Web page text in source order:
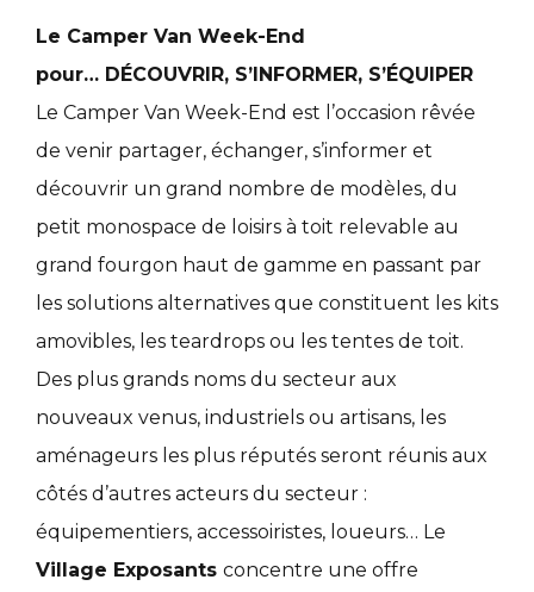
Le Camper Van Week-End
pour… DÉCOUVRIR, S’INFORMER, S’ÉQUIPER
Le Camper Van Week-End est l’occasion rêvée
de venir partager, échanger, s’informer et
découvrir un grand nombre de modèles, du
petit monospace de loisirs à toit relevable au
grand fourgon haut de gamme en passant par
les solutions alternatives que constituent les kits
amovibles, les teardrops ou les tentes de toit.
Des plus grands noms du secteur aux
nouveaux venus, industriels ou artisans, les
aménageurs les plus réputés seront réunis aux
côtés d’autres acteurs du secteur :
équipementiers, accessoiristes, loueurs… Le
Village Exposants concentre une offre